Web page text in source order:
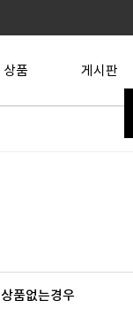
상품 게시판
상품없는경우